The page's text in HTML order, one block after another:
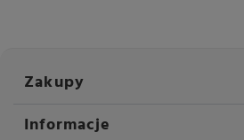
Zakupy
Informacje